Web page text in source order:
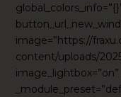
image=”https://
content/uploads/
image_lightbox=”on”